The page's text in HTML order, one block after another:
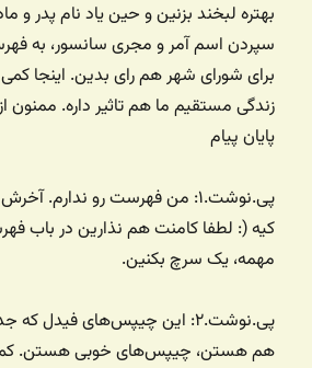
بهتره لبخند بزنین و حین یاد نام پدر و
سپردن اسم آمر و مجری سانسور، به
برای شورای شهر هم رای بدین. اینجا
زندگی مستقیم ما هم تاثیر داره. ممنون
پایان پیام
پی.نوشت.۱: من فهرست رو ندارم.
کیه (: لطفا کامنت هم نذارین در باب
مهمه، یک سرچ بکنین.
پی.نوشت.۲: این چیپس‌های فیدل
هم هستن، چیپس‌های خوبی هستن. کمی